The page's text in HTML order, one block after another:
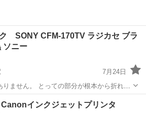
SONY CFM-170TV ラジカセ ブラ
ソニー
7月24日
分が根本から折れて
認したのみの物になります。 SONY
和レトロなカセット、コ
駅 オーディオ ソニー
インクジェットプリンタ